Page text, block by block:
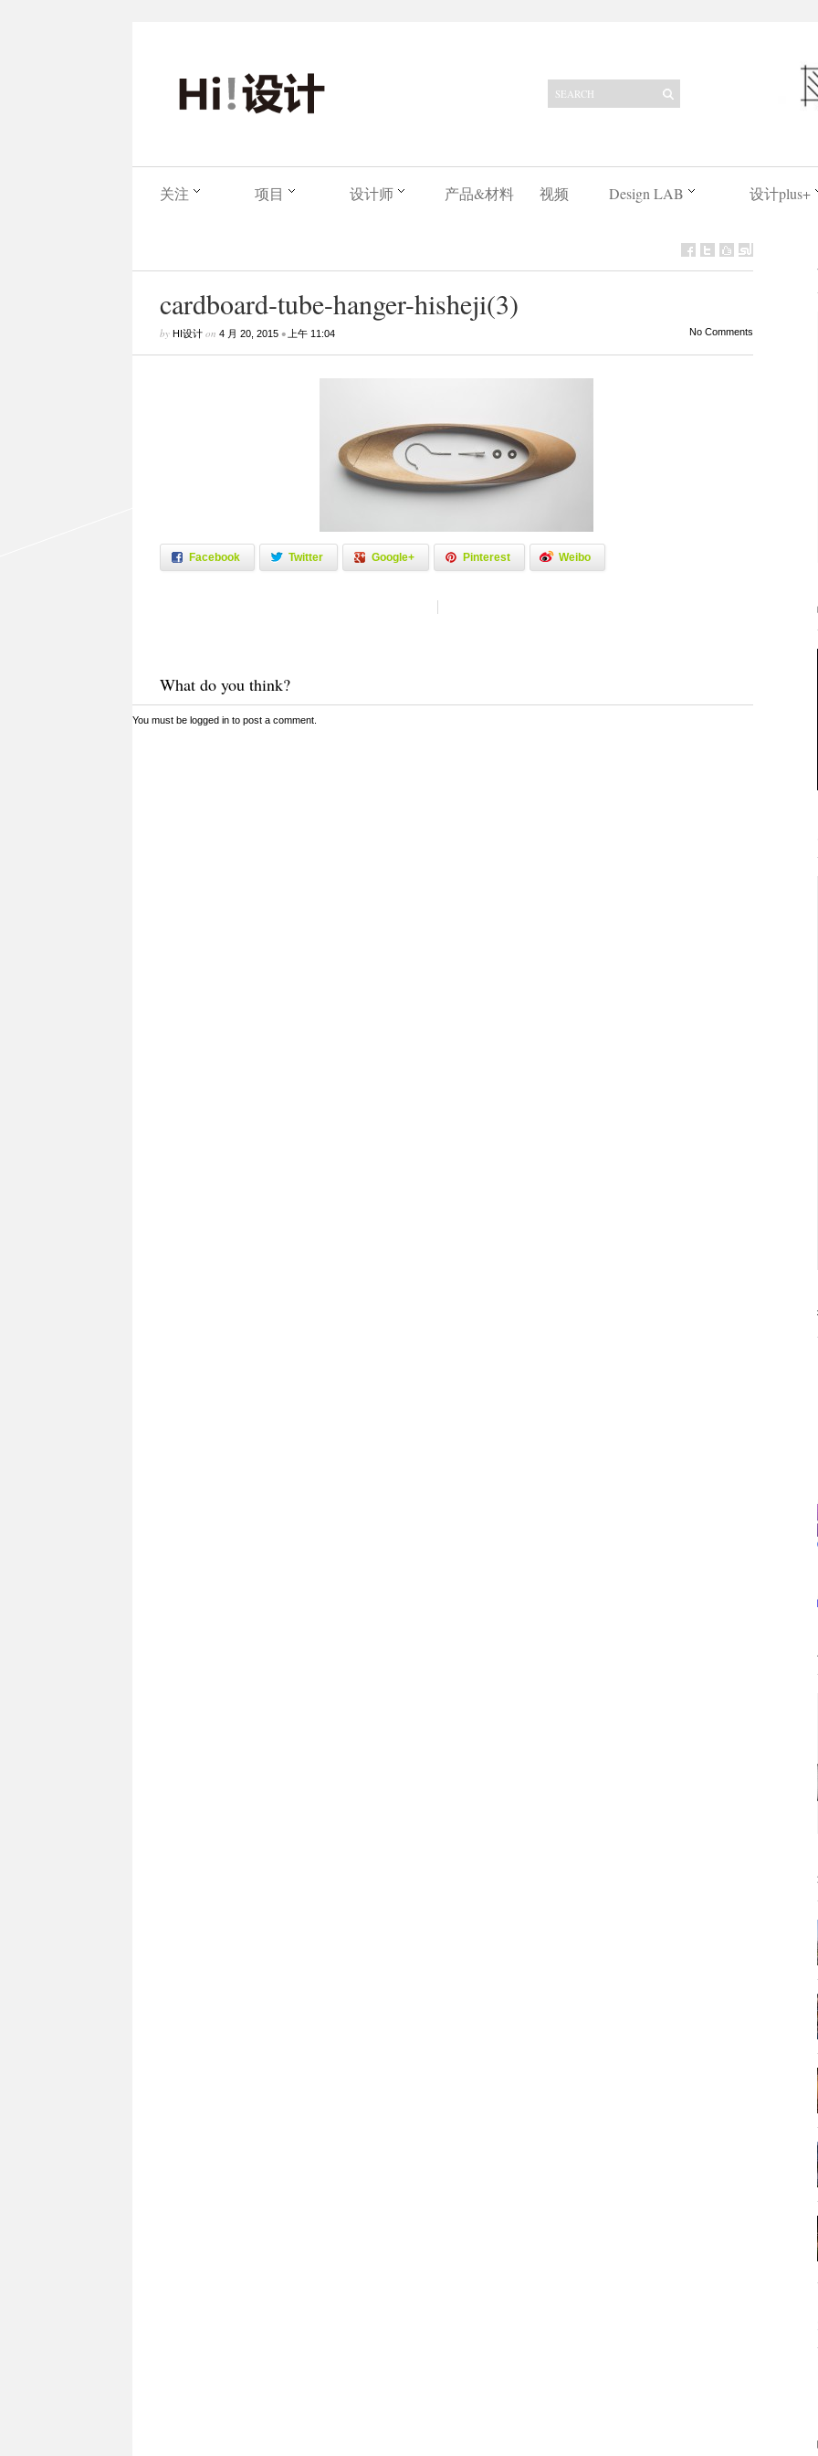
关注 项目 设计师 产品&材料 视频 Design LAB 设计plus+
cardboard-tube-hanger-hisheji(3)
by HI设计on 4 月 20, 2015• 上午 11:04 No Comments
Facebook Twitter Google+ Pinterest Weibo
What do you think?
You must be logged into post a comment.